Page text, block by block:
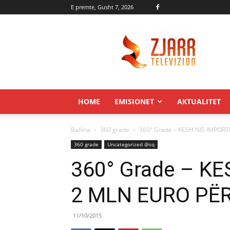
E premte, Gusht 7, 2026
HOME EMISIONET AKTUALITET
Ballina 360 grade 360° Grade – KESH NIS
360 grade Uncategorized @sq
360° Grade –
2 MLN EURO
11/10/2015